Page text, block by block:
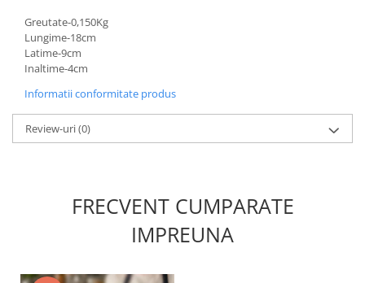
Greutate-0,150Kg
Lungime-18cm
Latime-9cm
Inaltime-4cm
Informatii conformitate produs
Review-uri(0)
FRECVENT CUMPARATE
IMPREUNA